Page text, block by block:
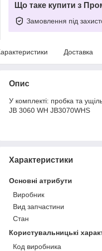
Що таке купити з
Замовлення під
Доставка
Опис
У комплекті: пробка та
JB 3060 WH JB3070WHS
Характеристики
Основні атрибути
Виробник
Вид запчастини
Стан
Користувальницькі
Код виробника